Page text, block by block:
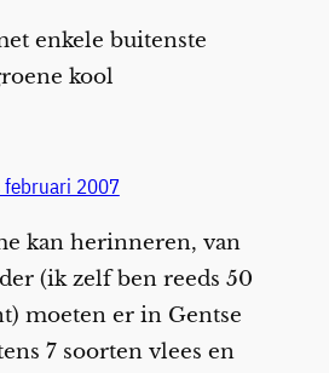
enkele buitenste
kool
februari 2007
kan herinneren, van
(ik zelf ben reeds 50
moeten er in Gentse
7 soorten vlees en